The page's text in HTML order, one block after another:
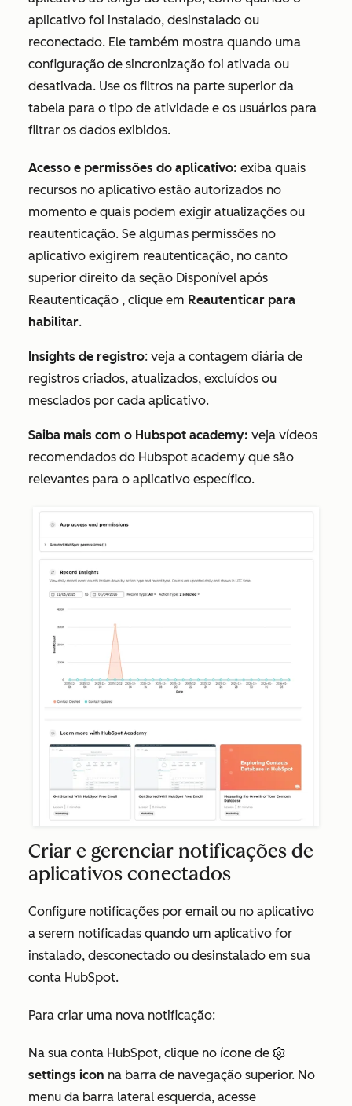
aplicativo foi instalado, desinstalado ou
reconectado. Ele também mostra quando uma
configuração de sincronização foi ativada ou
desativada. Use os filtros na parte superior da
tabela para o tipo de atividade e os usuários para
filtrar os dados exibidos.
Acesso e permissões do aplicativo: exiba quais
recursos no aplicativo estão autorizados no
momento e quais podem exigir atualizações ou
reautenticação. Se algumas permissões no
aplicativo exigirem reautenticação, no canto
superior direito da seção Disponível após
Reautenticação , clique em Reautenticar para
habilitar.
Insights de registro: veja a contagem diária de
registros criados, atualizados, excluídos ou
mesclados por cada aplicativo.
Saiba mais com o Hubspot academy: veja vídeos
recomendados do Hubspot academy que são
relevantes para o aplicativo específico.
Criar e gerenciar notificações de
aplicativos conectados
Configure notificações por email ou no aplicativo
a serem notificadas quando um aplicativo for
instalado, desconectado ou desinstalado em sua
conta HubSpot.
Para criar uma nova notificação:
Na sua conta HubSpot, clique no ícone de
settings icon na barra de navegação superior. No
menu da barra lateral esquerda, acesse